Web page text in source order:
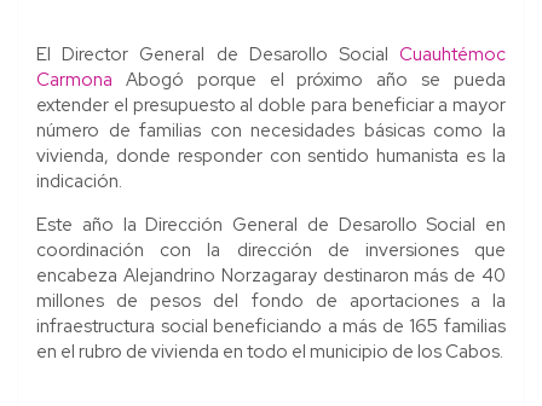
El Director General de Desarollo Social Cuauhtémoc
Carmona Abogó porque el próximo año se pueda
extender el presupuesto al doble para beneficiar a mayor
número de familias con necesidades básicas como la
vivienda, donde responder con sentido humanista es la
indicación.
Este año la Dirección General de Desarollo Social en
coordinación con la dirección de inversiones que
encabeza Alejandrino Norzagaray destinaron más de 40
millones de pesos del fondo de aportaciones a la
infraestructura social beneficiando a más de 165 familias
en el rubro de vivienda en todo el municipio de los Cabos.